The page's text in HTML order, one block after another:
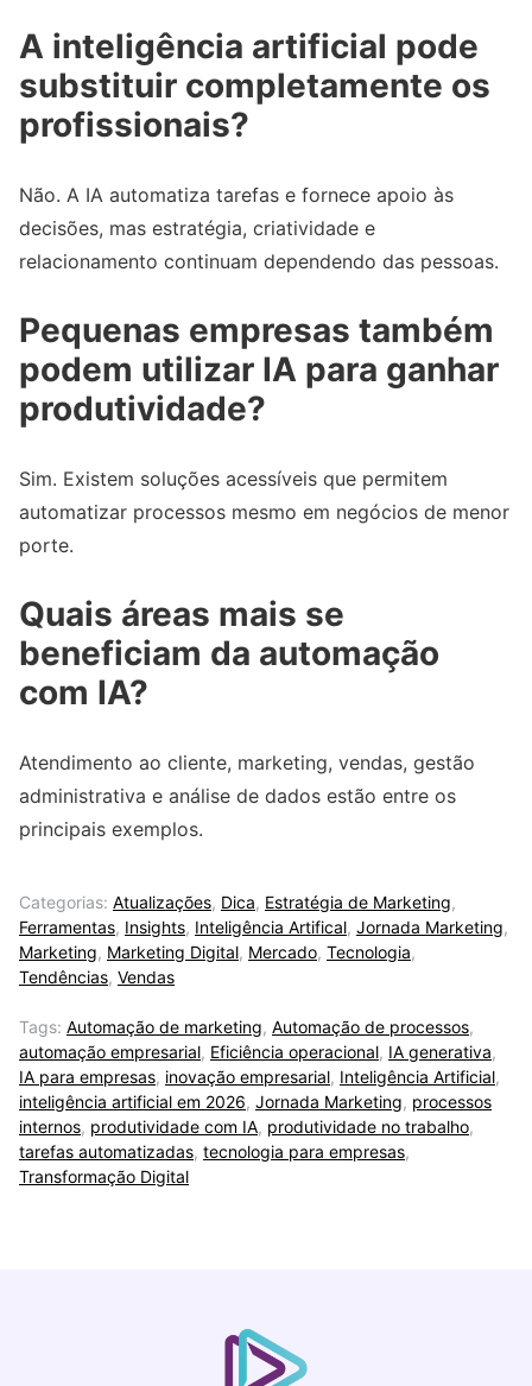
A inteligência artificial pode
substituir completamente os
profissionais?
Não. A IA automatiza tarefas e fornece apoio às
decisões, mas estratégia, criatividade e
relacionamento continuam dependendo das pessoas.
Pequenas empresas também
podem utilizar IA para ganhar
produtividade?
Sim. Existem soluções acessíveis que permitem
automatizar processos mesmo em negócios de menor
porte.
Quais áreas mais se
beneficiam da automação
com IA?
Atendimento ao cliente, marketing, vendas, gestão
administrativa e análise de dados estão entre os
principais exemplos.
Categorias: Atualizações, Dica, Estratégia de Marketing,
Ferramentas, Insights, Inteligência Artifical, Jornada Marketing,
Marketing, Marketing Digital, Mercado, Tecnologia,
Tendências, Vendas
Tags: Automação de marketing, Automação de processos,
automação empresarial, Eficiência operacional, IA generativa,
IA para empresas, inovação empresarial, Inteligência Artificial,
inteligência artificial em 2026, Jornada Marketing, processos
internos, produtividade com IA, produtividade no trabalho,
tarefas automatizadas, tecnologia para empresas,
Transformação Digital